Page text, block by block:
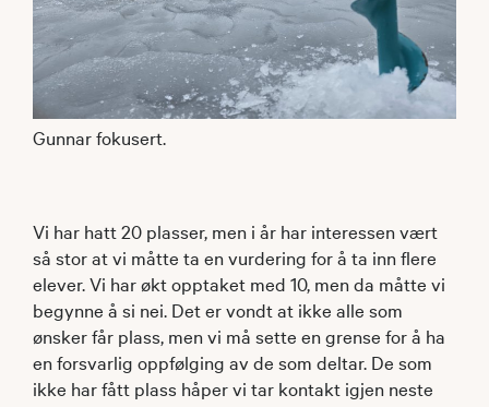
Gunnar fokusert.
Vi har hatt 20 plasser, men i år har interessen vært
så stor at vi måtte ta en vurdering for å ta inn flere
elever. Vi har økt opptaket med 10, men da måtte vi
begynne å si nei. Det er vondt at ikke alle som
ønsker får plass, men vi må sette en grense for å ha
en forsvarlig oppfølging av de som deltar. De som
ikke har fått plass håper vi tar kontakt igjen neste